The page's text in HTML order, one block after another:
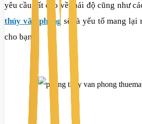
yêu cầu rất cao về thái độ cũng như
thủy văn phòng sẽ là yếu tố mang lại
cho bạn.